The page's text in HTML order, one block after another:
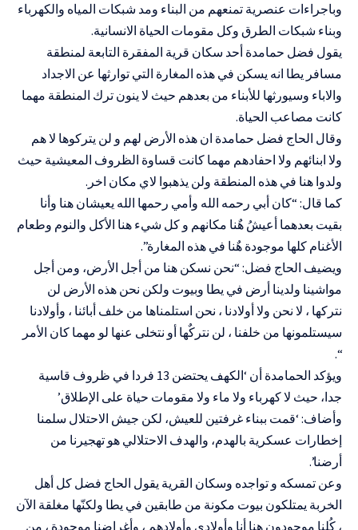
وباجراءات عنصرية تمنعهم من البناء ومد شبكات المياه والكهرباء
وبناء شبكات الطرق وكل مقومات الحياة الانسانية.
يقول فضل حمامدة أحد سكان قرية المفقرة التابعة لمنطقة
مسافر يطا انه يسكن في هذه المغارة التي توارثها عن الاجداد
والاباء وسيورثها للأبناء من بعدهم حيث لا ينون ترك المنطقة مهما
كانت مصاعب الحياة.
وقال الحاج فضل حمامدة ان هذه الأرض لهم و لن يتركوها لا هم
ولا ابنائهم ولا احفادهم مهما كانت قساوة الظروف المعيشية حيث
ولدوا هنا في هذه المنطقة ولن يذهبوا لاي مكان اخر.
كما قال: “كان أبي رحمه الله وأمي رحمها الله يعيشان هنا وأنا
بقيت بعدهما أعيشُ هٌنا مكانهم و كل شيء هنا الأكل والنوم وطعام
الأغنام كلها موجودة هٌنا في هذه المغارة”.
ويضيف الحاج فضل: “نحن نسكن هنا من أجل الأرض، ومن أجل
مواشينا ولدينا أرض في يطا وبيوت ولكن نحن هذه الأرض لن
نتركها ، لا نحن ولا أولادنا ، نحن استلمناها من خلف أبائنا ، وأولادنا
سيستلمونها من خلفنا ، لن نتركٌها أو نتخلى عنها لو مهما كان الأمر
“.
ويؤكد الحمامدة أن ‘الكهف يحتضن 13 فردا في ظروف قاسية
جدا، حيث لا كهرباء ولا ماء ولا مقومات حياة على الإطلاق’
وأضاف: ‘قمت ببناء غرفتين للعيش، لكن جيش الاحتلال سلمنا
إخطارات عسكرية بالهدم، والهدف الاحتلالي هو تهجيرنا من
أرضنا’.
وعن تمسكه و تواجده وسكان القرية يقول الحاج فضل كل أهل
الخربة يمتلكون بيوت مكونة من طابقين في يطا ولكنّها مغلقة الآن
، كُلنا موجودون هنا أنا وأولادي وأولادهم ، وأغراضنا موجودة ، من